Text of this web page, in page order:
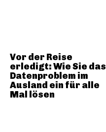
Vor der Reise
erledigt: Wie Sie das
Datenproblem im
Ausland ein für alle
Mal lösen